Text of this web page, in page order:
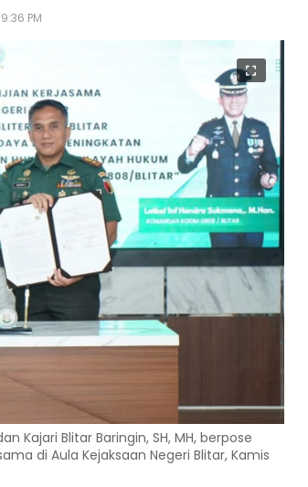
PM
Kajari Blitar Baringin, SH, MH, berpose
di Aula Kejaksaan Negeri Blitar, Kamis